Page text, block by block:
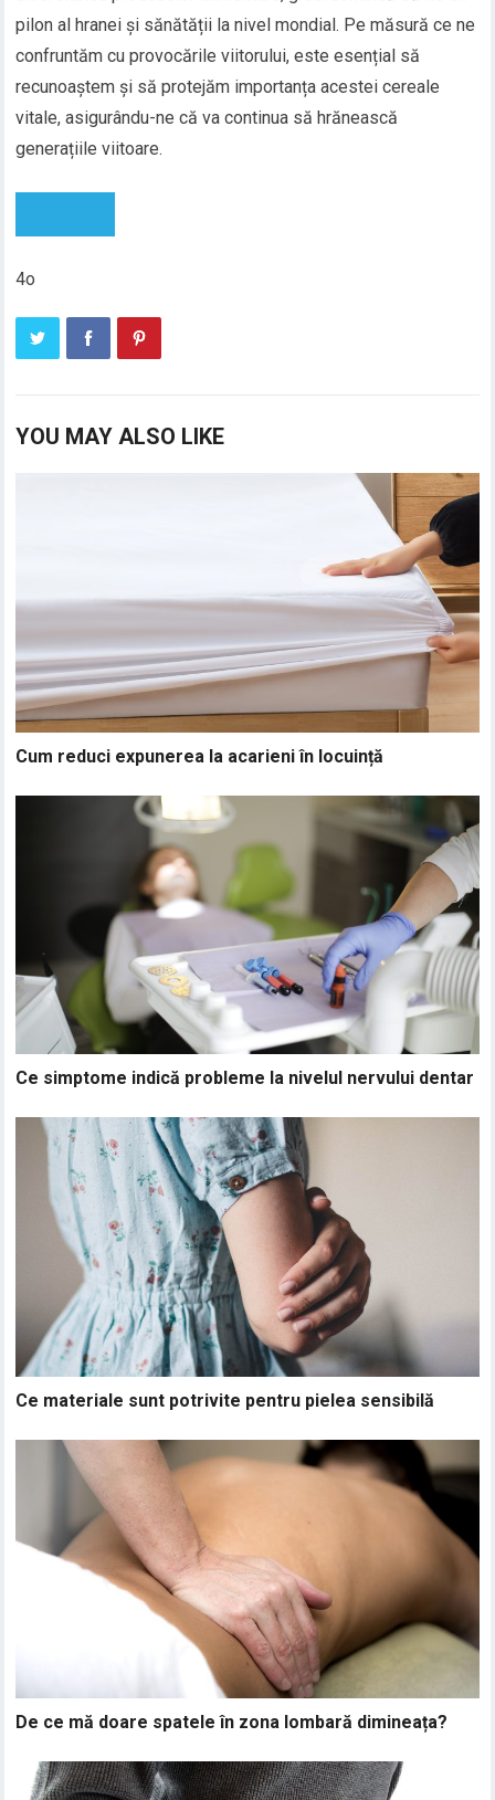
pilon al hranei și sănătății la nivel mondial. Pe măsură ce ne
confruntăm cu provocările viitorului, este esențial să
recunoaștem și să protejăm importanța acestei cereale
vitale, asigurându-ne că va continua să hrănească
generațiile viitoare.
4o
YOU MAY ALSO LIKE
Cum reduci expunerea la acarieni în locuință
Ce simptome indică probleme la nivelul nervului dentar
Ce materiale sunt potrivite pentru pielea sensibilă
De ce mă doare spatele în zona lombară dimineața?